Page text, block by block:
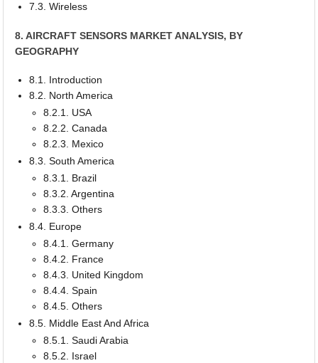
7.3. Wireless
8. AIRCRAFT SENSORS MARKET ANALYSIS, BY
GEOGRAPHY
8.1. Introduction
8.2. North America
8.2.1. USA
8.2.2. Canada
8.2.3. Mexico
8.3. South America
8.3.1. Brazil
8.3.2. Argentina
8.3.3. Others
8.4. Europe
8.4.1. Germany
8.4.2. France
8.4.3. United Kingdom
8.4.4. Spain
8.4.5. Others
8.5. Middle East And Africa
8.5.1. Saudi Arabia
8.5.2. Israel